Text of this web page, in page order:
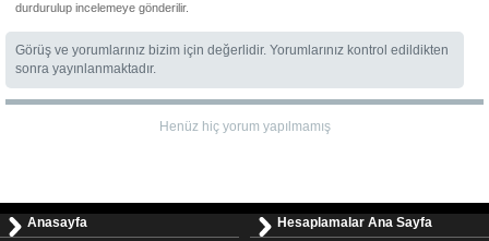
durdurulup incelemeye gönderilir.
Görüş ve yorumlarınız bizim için değerlidir. Yorumlarınız kontrol edildikten
sonra yayınlanmaktadır.
Henüz hiç yorum yapılmamış
Anasayfa
Hesaplamalar Ana Sayfa